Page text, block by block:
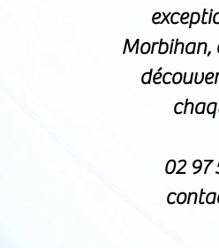
Morbihan,
02 97